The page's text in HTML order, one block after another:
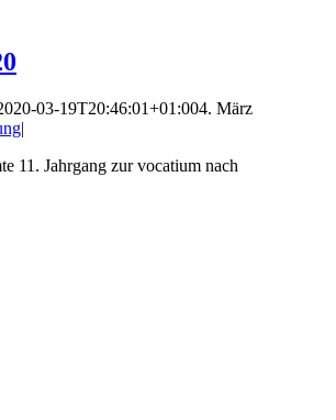
03-19T20:46:01+01:004. März
|
11. Jahrgang zur vocatium nach